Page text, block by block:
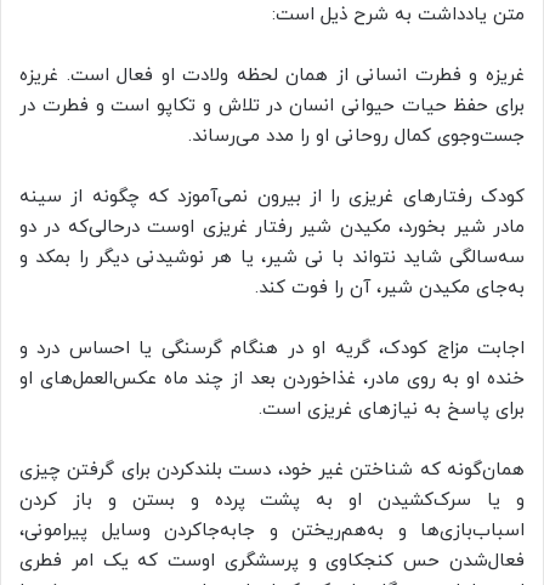
متن یادداشت به شرح ذیل است:
غریزه و فطرت انسانی از همان لحظه ولادت او فعال است. غریزه
برای حفظ حیات حیوانی انسان در تلاش و تکاپو است و فطرت در
جست‌وجوی کمال روحانی او را مدد می‌رساند.
کودک رفتارهای غریزی را از بیرون نمی‌آموزد که چگونه از سینه
مادر شیر بخورد، مکیدن شیر رفتار غریزی اوست درحالی‌که در دو
سه‌سالگی شاید نتواند با نی شیر، یا هر نوشیدنی دیگر را بمکد و
به‌جای مکیدن شیر، آن را فوت کند.
اجابت مزاج کودک، گریه او در هنگام گرسنگی یا احساس درد و
خنده او به روی مادر، غذاخوردن بعد از چند ماه عکس‌العمل‌های او
برای پاسخ به نیازهای غریزی است.
همان‌گونه که شناختن غیر خود، دست بلندکردن برای گرفتن چیزی
و یا سرک‌کشیدن او به پشت پرده و بستن و باز کردن
اسباب‌بازی‌ها و به‌هم‌ریختن و جابه‌جاکردن وسایل پیرامونی،
فعال‌شدن حس کنجکاوی و پرسشگری اوست که یک امر فطری